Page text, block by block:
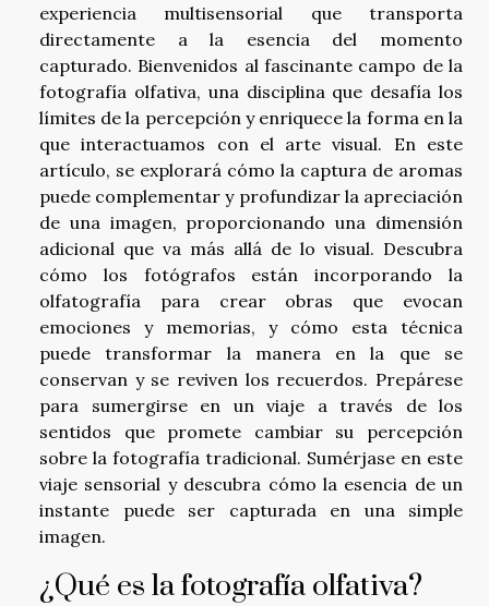
experiencia multisensorial que transporta
directamente a la esencia del momento
capturado. Bienvenidos al fascinante campo de la
fotografía olfativa, una disciplina que desafía los
límites de la percepción y enriquece la forma en la
que interactuamos con el arte visual. En este
artículo, se explorará cómo la captura de aromas
puede complementar y profundizar la apreciación
de una imagen, proporcionando una dimensión
adicional que va más allá de lo visual. Descubra
cómo los fotógrafos están incorporando la
olfatografía para crear obras que evocan
emociones y memorias, y cómo esta técnica
puede transformar la manera en la que se
conservan y se reviven los recuerdos. Prepárese
para sumergirse en un viaje a través de los
sentidos que promete cambiar su percepción
sobre la fotografía tradicional. Sumérjase en este
viaje sensorial y descubra cómo la esencia de un
instante puede ser capturada en una simple
imagen.
¿Qué es la fotografía olfativa?